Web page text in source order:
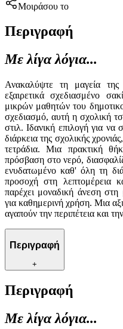
Μοιράσου το
Περιγραφή
Με λίγα λόγια...
Ανακαλύψτε τη μαγεία
εξαιρετικά σχεδιασμένο
μικρών μαθητών του
σχεδιασμό, αυτή η σχολική
στιλ. Ιδανική επιλογή για
διάρκεια της σχολικής
τετράδια. Μια πρακτική
πρόσβαση στο νερό,
ενυδατωμένο καθ' όλη τη
προσοχή στη λεπτομέρεια
παρέχει μοναδική άνεση στη
για καθημερινή χρήση. Μια
αγαπούν την περιπέτεια και
Περιγραφή
+
Περιγραφή
Με λίγα λόγια...